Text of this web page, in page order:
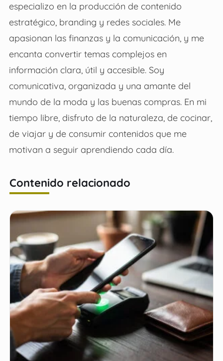
especializo en la producción de contenido
estratégico, branding y redes sociales. Me
apasionan las finanzas y la comunicación, y me
encanta convertir temas complejos en
información clara, útil y accesible. Soy
comunicativa, organizada y una amante del
mundo de la moda y las buenas compras. En mi
tiempo libre, disfruto de la naturaleza, de cocinar,
de viajar y de consumir contenidos que me
motivan a seguir aprendiendo cada día.
Contenido relacionado